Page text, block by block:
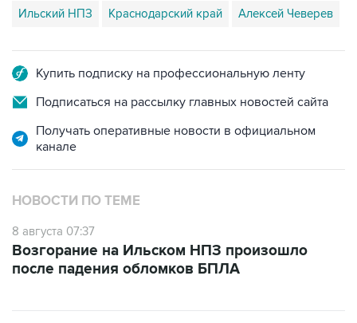
Ильский НПЗ Краснодарский край Алексей Чеверев
Купить подписку на профессиональную ленту
Подписаться на рассылку главных новостей сайта
Получать оперативные новости в официальном
канале
НОВОСТИ ПО ТЕМЕ
8 августа 07:37
Возгорание на Ильском НПЗ произошло
после падения обломков БПЛА